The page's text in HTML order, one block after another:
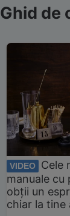
Ghid de
VIDEO
Cele
manuale
obții un
chiar la tine